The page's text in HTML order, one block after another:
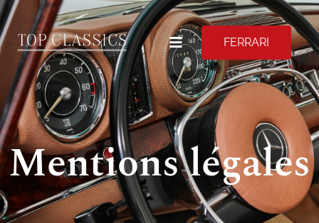
FERRARI
Mentions légales